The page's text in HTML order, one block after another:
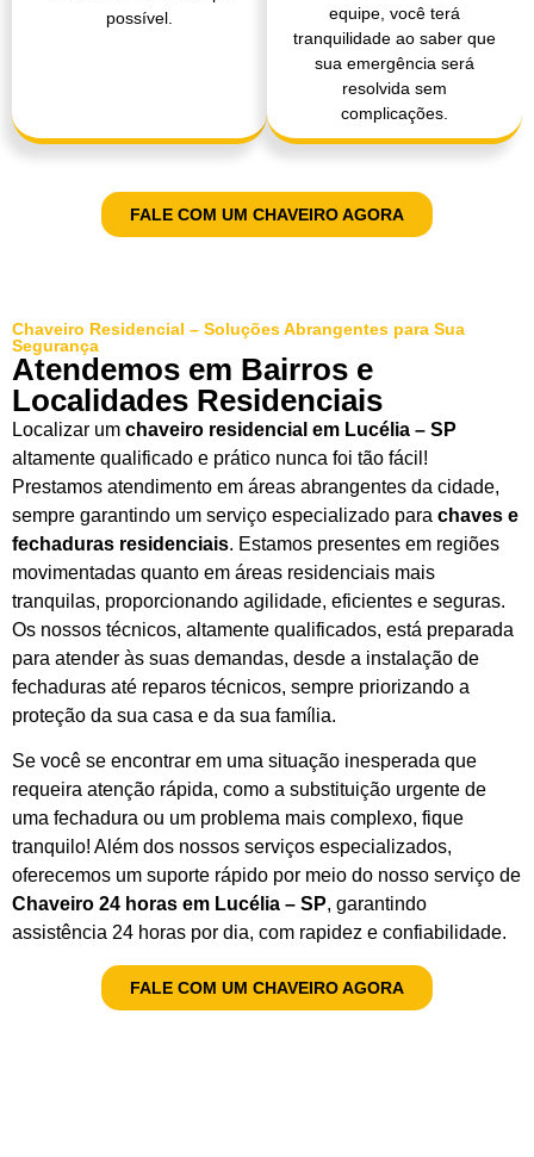
possível.
equipe, você terá
tranquilidade ao saber que
sua emergência será
resolvida sem
complicações.
FALE COM UM CHAVEIRO AGORA
Chaveiro Residencial – Soluções Abrangentes para Sua
Segurança
Atendemos em Bairros e
Localidades Residenciais
Localizar um chaveiro residencial em Lucélia – SP
altamente qualificado e prático nunca foi tão fácil!
Prestamos atendimento em áreas abrangentes da cidade,
sempre garantindo um serviço especializado para chaves e
fechaduras residenciais. Estamos presentes em regiões
movimentadas quanto em áreas residenciais mais
tranquilas, proporcionando agilidade, eficientes e seguras.
Os nossos técnicos, altamente qualificados, está preparada
para atender às suas demandas, desde a instalação de
fechaduras até reparos técnicos, sempre priorizando a
proteção da sua casa e da sua família.
Se você se encontrar em uma situação inesperada que
requeira atenção rápida, como a substituição urgente de
uma fechadura ou um problema mais complexo, fique
tranquilo! Além dos nossos serviços especializados,
oferecemos um suporte rápido por meio do nosso serviço de
Chaveiro 24 horas em Lucélia – SP, garantindo
assistência 24 horas por dia, com rapidez e confiabilidade.
FALE COM UM CHAVEIRO AGORA